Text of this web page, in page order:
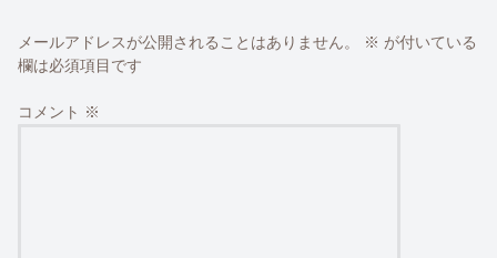
メールアドレスが公開されることはありません。 ※ が付いている
欄は必須項目です
コメント ※